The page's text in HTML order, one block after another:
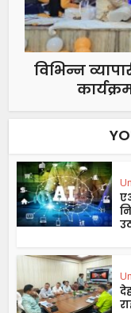
विभिन्न